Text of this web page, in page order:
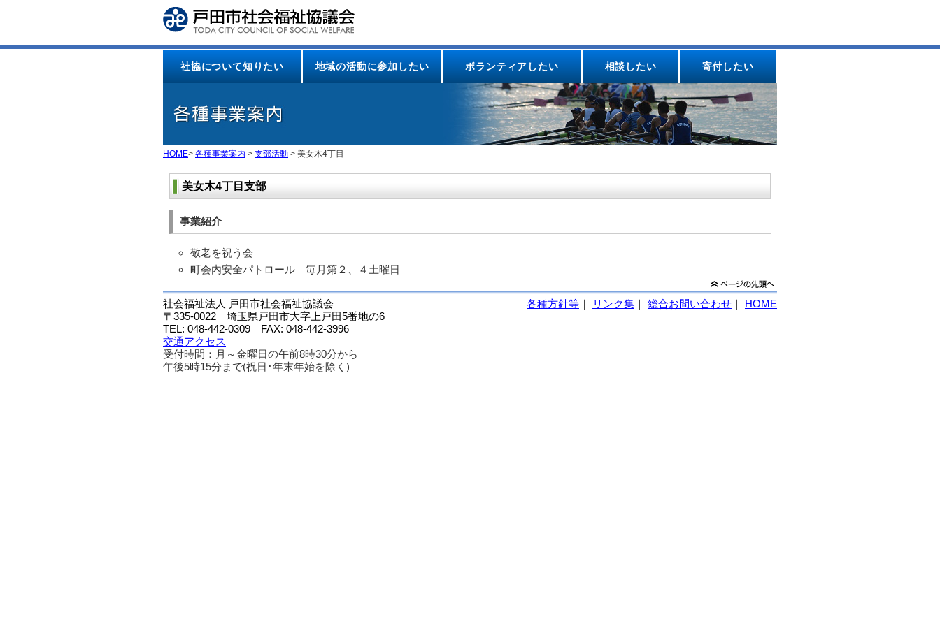
本
文
へ
ジ
プ
社協について知りたい 地域の活動に参加したい ボランティアしたい 相談したい 寄付したい
HOME> 各種事業案内 > 支部活動 > 美女木4丁目
美女木4丁目支部
事業紹介
敬老を祝う会
町会内安全パトロール 毎月第２、４土曜日
社会福祉法人 戸田市社会福祉協議会
〒335-0022 埼玉県戸田市大字上戸田5番地の6
TEL: 048-442-0309 FAX: 048-442-3996
交通アクセス
受付時間：月～金曜日の午前8時30分から
午後5時15分まで(祝日･年末年始を除く)
各種方針等 ｜ リンク集 ｜ 総合お問い合わせ ｜ HOME